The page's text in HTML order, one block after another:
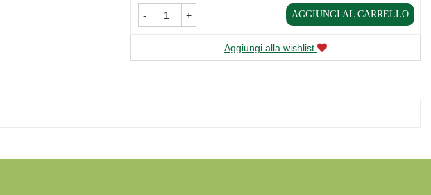
- + AGGIUNGI AL CARRELLO
Aggiungi alla wishlist